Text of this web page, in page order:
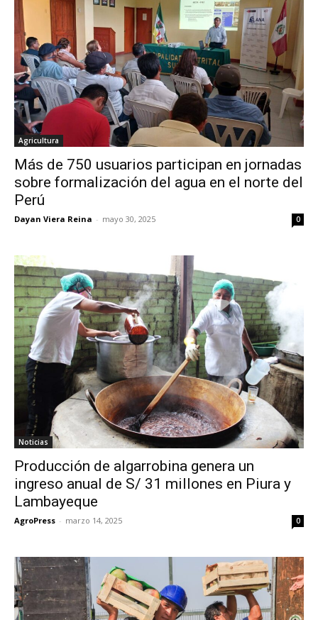
Agricultura
Más de 750 usuarios participan en jornadas
sobre formalización del agua en el norte del
Perú
Dayan Viera Reina - mayo 30, 2025 0
Noticias
Producción de algarrobina genera un
ingreso anual de S/ 31 millones en Piura y
Lambayeque
AgroPress - marzo 14, 2025 0